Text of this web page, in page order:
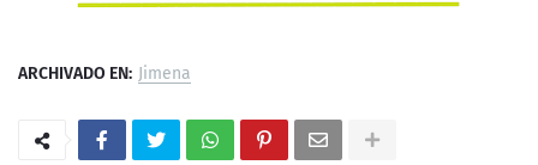
ARCHIVADO EN: Jimena